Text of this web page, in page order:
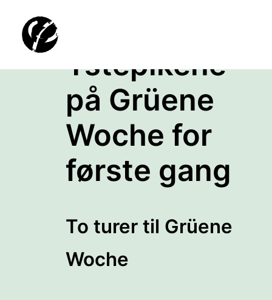
Ystepikene
på Grüene
Woche for
første gang
To turer til Grüene
Woche